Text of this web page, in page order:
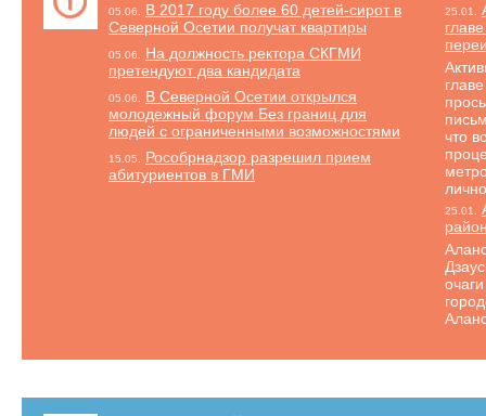
05.06.
В 2017 году более 60 детей-сирот в
Северной Осетии получат квартиры
05.06.
На должность ректора СКГМИ
претендуют два кандидата
05.06.
В Северной Осетии открылся
молодежный форум Без границ для
людей с ограниченными возможностями
15.05.
Рособрнадзор разрешил прием
абитуриентов в ГМИ
25.01.
что
25.01.